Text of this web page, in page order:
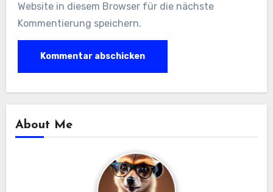
Website in diesem Browser für die nächste
Kommentierung speichern.
About Me